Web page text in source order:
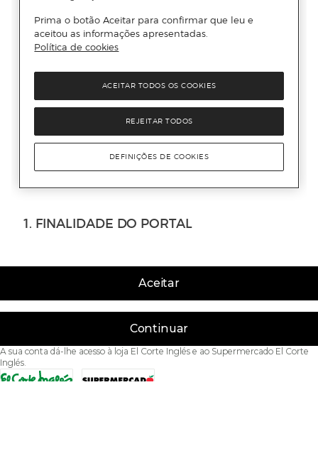
Aceitar
Continuar
A sua conta dá-lhe acesso à loja El Corte Inglés e ao Supermercado El Corte
Inglés.